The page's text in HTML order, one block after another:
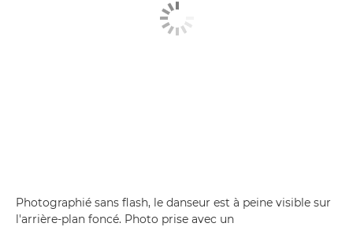
Photographié sans flash, le danseur est à peine visible sur
l'arrière-plan foncé. Photo prise avec un